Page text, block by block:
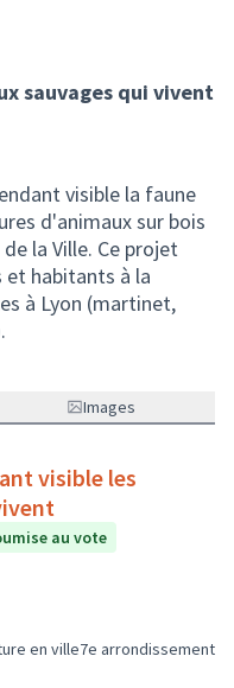
sauvages qui vivent
visible la faune
d'animaux sur bois
la Ville. Ce projet
et habitants à la
à Lyon (martinet,
Images
visible les
au vote
la catégorie : Environnement
en villeFiltrer les résultats
7e arrondissement